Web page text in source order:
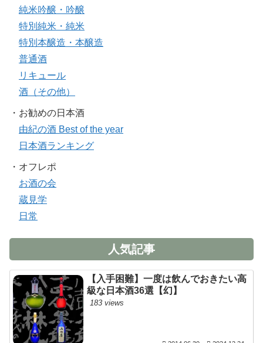
純米吟醸・吟醸
特別純米・純米
特別本醸造・本醸造
普通酒
リキュール
酒（その他）
・お勧めの日本酒
由紀の酒 Best of the year
日本酒ランキング
・オフレポ
お酒の会
蔵見学
日常
人気記事
【入手困難】一度は飲んでおきたい高
級な日本酒36選【幻】
183 views